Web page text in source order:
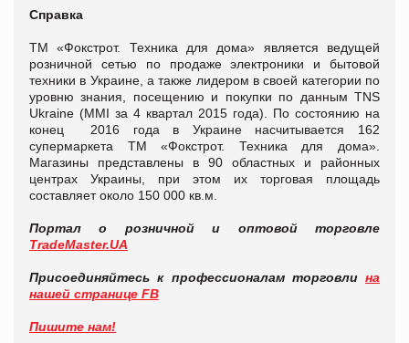
Справка
ТМ «Фокстрот. Техника для дома» является ведущей
розничной сетью по продаже электроники и бытовой
техники в Украине, а также лидером в своей категории по
уровню знания, посещению и покупки по данным TNS
Ukraine (MMI за 4 квартал 2015 года). По состоянию на
конец 2016 года в Украине насчитывается 162
супермаркета ТМ «Фокстрот. Техника для дома».
Магазины представлены в 90 областных и районных
центрах Украины, при этом их торговая площадь
составляет около 150 000 кв.м.
Портал о розничной и оптовой торговле
TradeMaster.UA
Присоединяйтесь к профессионалам торговли на
нашей странице FB
Пишите нам!